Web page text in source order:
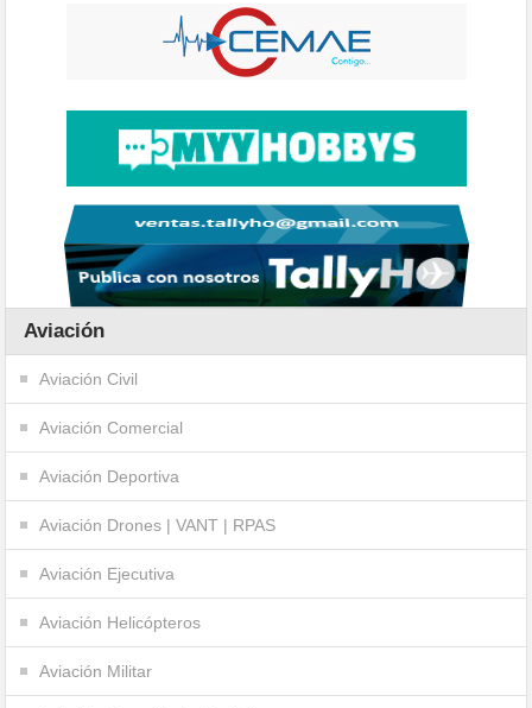
Aviación
Aviación Civil
Aviación Comercial
Aviación Deportiva
Aviación Drones | VANT | RPAS
Aviación Ejecutiva
Aviación Helicópteros
Aviación Militar